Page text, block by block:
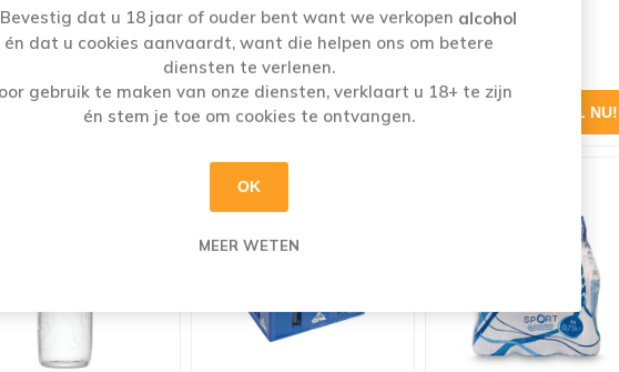
€0,89 €4,89
h
€0,69
dat u 18 jaar of ouder bent want we verkopen alcohol
én dat u cookies aanvaardt, want die helpen ons om betere
diensten te verlenen.
gebruik te maken van onze diensten, verklaart u 18+ te zijn
én stem je toe om cookies te ontvangen.
OK
MEER WETEN